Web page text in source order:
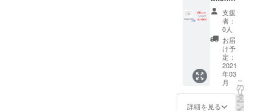
ます。
ot 2点の
お届け
です。
※お届け
予定
は、生
産、配
送状況
により
遅れる
可能性
支援
者：
0人
お届
け予
定：
2021
年03
月
詳細を見る
こ
の
リ
タ
ー
ン